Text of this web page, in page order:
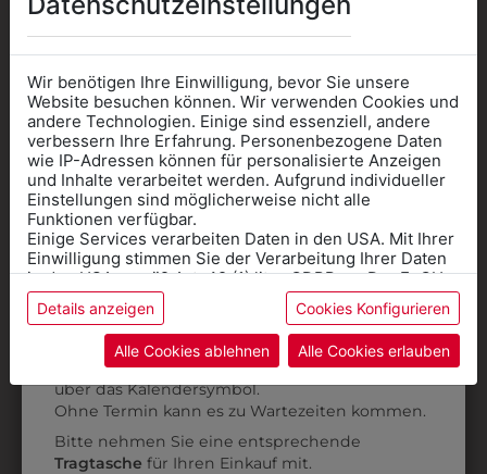
9DHW01SW01
DAMENHOSE OHNE
BUND
€ 93,90
313282700010
DAMEN-CHINO RF
€ 80,90
Wir benötigen Ihre Einwilligung, bevor Sie unsere
Website besuchen können. Wir verwenden Cookies und
andere Technologien. Einige sind essenziell, andere
verbessern Ihre Erfahrung. Personenbezogene Daten
wie IP-Adressen können für personalisierte Anzeigen
und Inhalte verarbeitet werden. Aufgrund individueller
Einstellungen sind möglicherweise nicht alle
Funktionen verfügbar.
Einige Services verarbeiten Daten in den USA. Mit Ihrer
Einwilligung stimmen Sie der Verarbeitung Ihrer Daten
in den USA gemäß Art. 49 (1) lit. a GDPR zu. Der EuGH
stuft die USA als Land mit unzureichendem Datenschutz
ein, und es besteht das Risiko, dass US-Behörden
Daten ohne Klagemöglichkeit für Europäer überwachen.
Datenschutzerklärungbzw. im
Details anzeigen Cookies Konfigurieren
Alle Cookies ablehnen Alle Cookies erlauben
Informationen wenn Sie
Kleidung
für die SCHULE
benötigen
Online Shop: Klick auf SCHULE in der
Kategorie und die richtige Schule auswählen.
AnprobeVorort im Geschäft: Termin buchen
über das Kalendersymbol.
Ohne Termin kann es zu Wartezeiten kommen.
Bitte nehmen Sie eine entsprechende
Tragtasche für Ihren Einkauf mit.